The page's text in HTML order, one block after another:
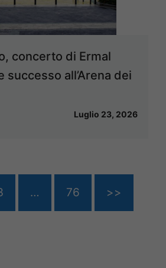
concerto di Ermal
successo all’Arena dei
Luglio 23, 2026
… 76 >>